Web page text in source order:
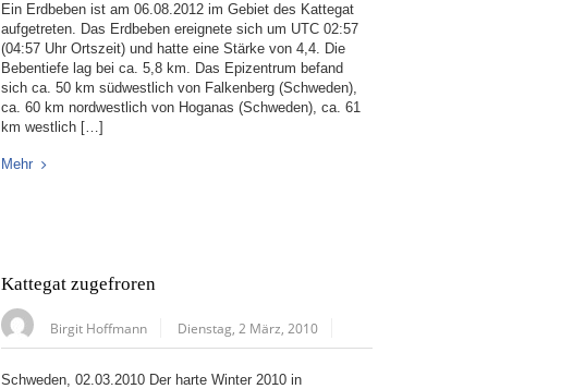
Ein Erdbeben ist am 06.08.2012 im Gebiet des Kattegat
aufgetreten. Das Erdbeben ereignete sich um UTC 02:57
(04:57 Uhr Ortszeit) und hatte eine Stärke von 4,4. Die
Bebentiefe lag bei ca. 5,8 km. Das Epizentrum befand
sich ca. 50 km südwestlich von Falkenberg (Schweden),
ca. 60 km nordwestlich von Hoganas (Schweden), ca. 61
km westlich […]
Mehr
Kattegat zugefroren
Birgit Hoffmann Dienstag, 2 März, 2010
Schweden, 02.03.2010 Der harte Winter 2010 in